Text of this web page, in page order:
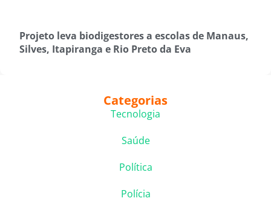
Projeto leva biodigestores a escolas de Manaus,
Silves, Itapiranga e Rio Preto da Eva
Categorias
Tecnologia
Saúde
Política
Polícia